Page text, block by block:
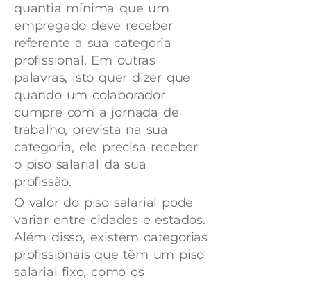
quantia mínima que um
empregado deve receber
referente a sua categoria
profissional. Em outras
palavras, isto quer dizer que
quando um colaborador
cumpre com a jornada de
trabalho, prevista na sua
categoria, ele precisa receber
o piso salarial da sua
profissão.
O valor do piso salarial pode
variar entre cidades e estados.
Além disso, existem categorias
profissionais que têm um piso
salarial fixo, como os